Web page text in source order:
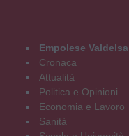
Empolese Valdelsa
Cronaca
Attualità
Politica e Opinioni
Economia e Lavoro
Sanità